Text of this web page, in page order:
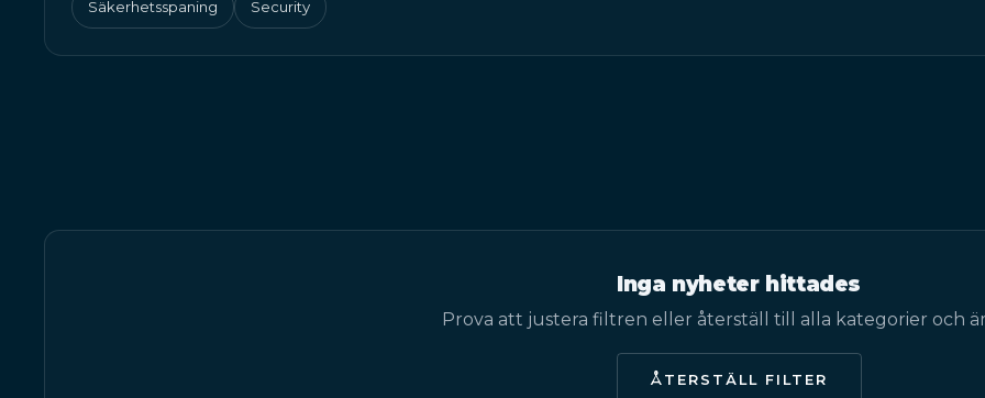
Säkerhetsspaning Security
Inga nyheter hittades
Prova att justera filtren eller återställ till alla kategorier och
ÅTERSTÄLL FILTER